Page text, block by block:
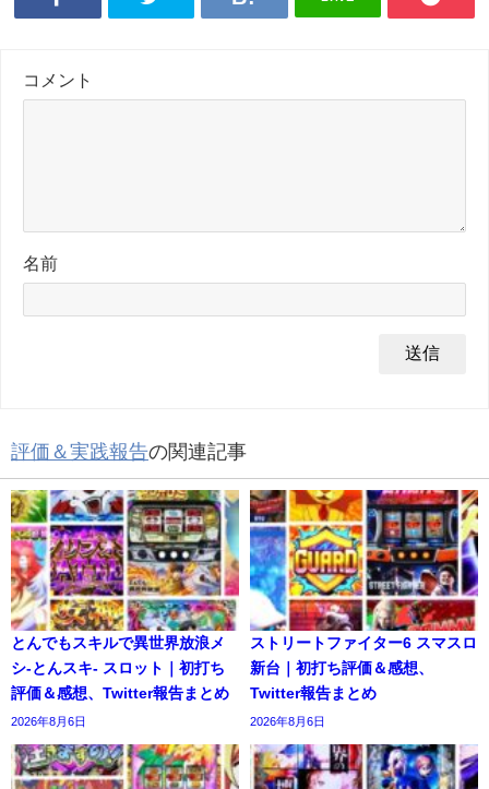
コメント
名前
評価＆実践報告の関連記事
とんでもスキルで異世界放浪メ
シ-とんスキ- スロット｜初打ち
評価＆感想、Twitter報告まとめ
2026年8月6日
ストリートファイター6 スマスロ
新台｜初打ち評価＆感想、
Twitter報告まとめ
2026年8月6日